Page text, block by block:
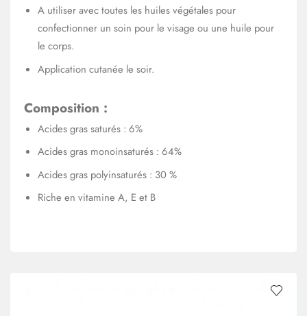
A utiliser avec toutes les huiles végétales pour
confectionner un soin pour le visage ou une huile pour
le corps.
Application cutanée le soir.
Composition :
Acides gras saturés : 6%
Acides gras monoinsaturés : 64%
Acides gras polyinsaturés : 30 %
Riche en vitamine A, E et B